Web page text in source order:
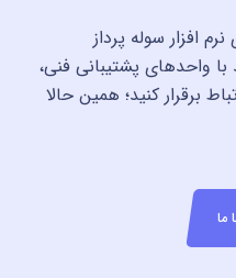
افزار سوله پرداز
واحدهای پشتیبانی فنی،
برقرار کنید؛ همین حالا
ما